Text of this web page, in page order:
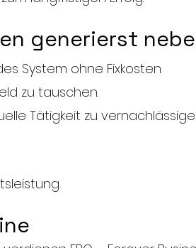
generierst
System ohne Fixkosten
zu tauschen.
Tätigkeit zu